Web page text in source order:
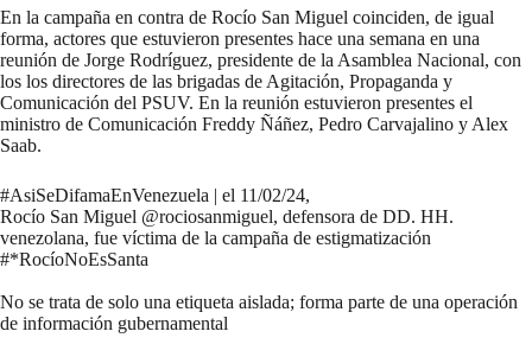
En la campaña en contra de Rocío San Miguel coinciden, de igual
forma, actores que estuvieron presentes hace una semana en una
reunión de Jorge Rodríguez, presidente de la Asamblea Nacional, con
los los directores de las brigadas de Agitación, Propaganda y
Comunicación del PSUV. En la reunión estuvieron presentes el
ministro de Comunicación Freddy Ñáñez, Pedro Carvajalino y Alex
Saab.
#AsiSeDifamaEnVenezuela | el 11/02/24,
Rocío San Miguel @rociosanmiguel, defensora de DD. HH.
venezolana, fue víctima de la campaña de estigmatización
#*RocíoNoEsSanta
No se trata de solo una etiqueta aislada; forma parte de una operación
de información gubernamental